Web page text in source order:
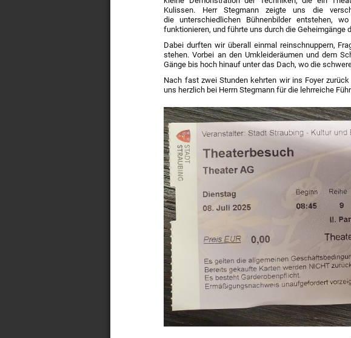
Kulissen. Herr Stegmann zeigte uns die
die unterschiedlichen Bühnenbilder entstehen,
funktionieren, und führte uns durch die Geheimgänge
Dabei durften wir überall einmal reinschnuppern,
stehen. Vorbei an den Umkleideräumen und dem
Gänge bis hoch hinauf unter das Dach, wo die
Nach fast zwei Stunden kehrten wir ins Foyer
uns herzlich bei Herrn Stegmann für die lehrreiche